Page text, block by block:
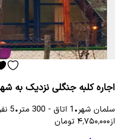
اجاره کلبه جنگلی نزدیک به
سلمان شهر•
1 اتاق -
300 متر•
5
از۴٬۷۵۰٬۰۰۰ تومان